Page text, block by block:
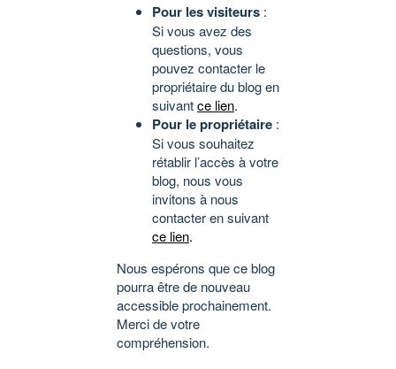
Pour les visiteurs :
Si vous avez des
questions, vous
pouvez contacter le
propriétaire du blog en
suivantce lien.
Pour le propriétaire :
Si vous souhaitez
rétablir l’accès à votre
blog, nous vous
invitons à nous
contacter en suivant
ce lien.
Nous espérons que ce blog
pourra être de nouveau
accessible prochainement.
Merci de votre
compréhension.